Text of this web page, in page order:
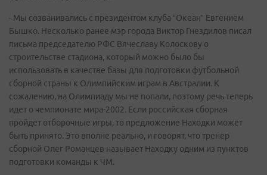
- Мы созванивались с президентом клуба “Океан” Евгением
Бышко. Несколько ранее мэр города Виктор Гнездилов писал
письма председателю РФС Вячеславу Колоскову о
строительстве стадиона, который можно было бы
использовать в качестве базы для подготовки футбольной
сборной страны к Олимпийским играм в Австралии. К
сожалению, на Олимпиаду мы не попали, поэтому речь теперь
идет о чемпионате мира-2002. Если российская сборная
пройдет отборочные игры, то предложение Находки может
быть принято. Это вполне реально, и говорят, что тренер
сборной Олег Романцев называет Находку одним из пунктов
подготовки команды к ЧМ.